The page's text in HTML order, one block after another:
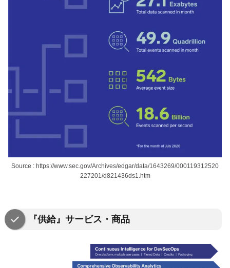
Source : https://www.sec.gov/Archives/edgar/data/1643269/000119312520
227201/d821436ds1.htm
『供給』サービス・商品